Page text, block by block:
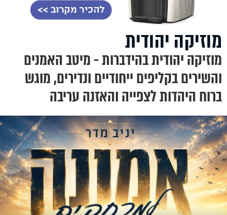
מוזיקה יהודית
מוזיקה יהודית בהידברות - מיטב האמנים
והשירים בקליפים ייחודיים ונדירים, מוגש
ברוח היהדות לצפייה והאזנה עריבה